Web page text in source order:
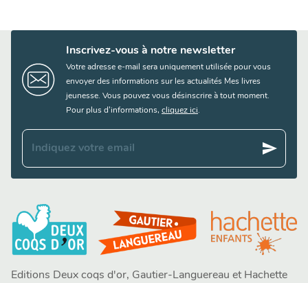
Inscrivez-vous à notre newsletter
Votre adresse e-mail sera uniquement utilisée pour vous
envoyer des informations sur les actualités Mes livres
jeunesse. Vous pouvez vous désinscrire à tout moment.
Pour plus d’informations, cliquez ici.
Indiquez votre email send
Editions Deux coqs d'or, Gautier-Languereau et Hachette